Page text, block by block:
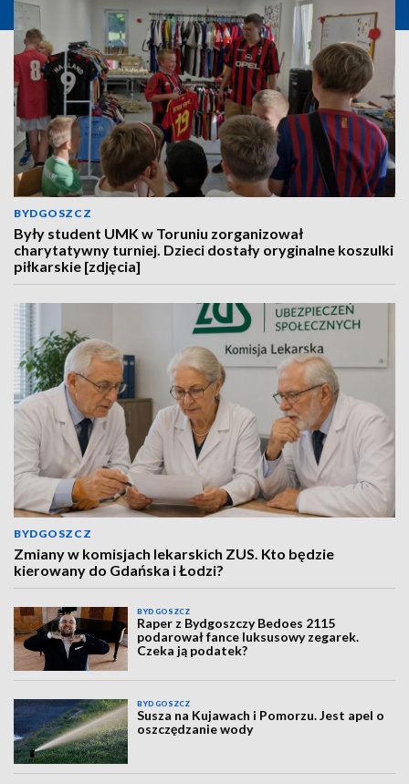
BYDGOSZCZ
Były student UMK w Toruniu zorganizował
charytatywny turniej. Dzieci dostały oryginalne koszulki
piłkarskie [zdjęcia]
BYDGOSZCZ
Zmiany w komisjach lekarskich ZUS. Kto będzie
kierowany do Gdańska i Łodzi?
BYDGOSZCZ
Raper z Bydgoszczy Bedoes 2115
podarował fance luksusowy zegarek.
Czeka ją podatek?
BYDGOSZCZ
Susza na Kujawach i Pomorzu. Jest apel o
oszczędzanie wody